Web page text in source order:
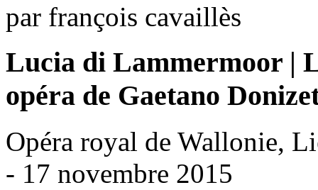
par françois cavaillès
Lucia di Lammermoor |
opéra de Gaetano
Opéra royal de Wallonie,
- 17 novembre 2015